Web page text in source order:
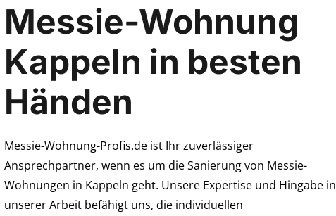
Messie-Wohnung
Kappeln in besten
Händen
Messie-Wohnung-Profis.de ist Ihr zuverlässiger
Ansprechpartner, wenn es um die Sanierung von Messie-
Wohnungen in Kappeln geht. Unsere Expertise und Hingabe in
unserer Arbeit befähigt uns, die individuellen